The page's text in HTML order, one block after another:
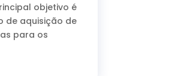
objetivo é
de aquisição de
para os